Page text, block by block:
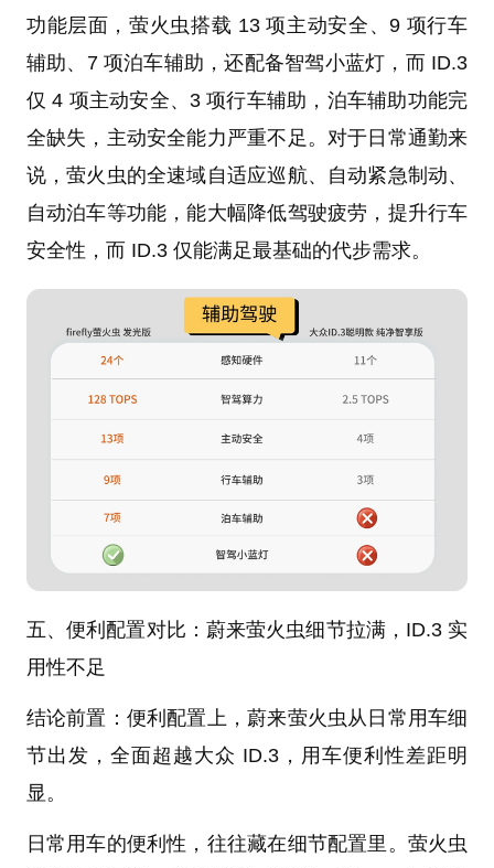
功能层面，萤火虫搭载 13 项主动安全、9 项行车
辅助、7 项泊车辅助，还配备智驾小蓝灯，而 ID.3
仅 4 项主动安全、3 项行车辅助，泊车辅助功能完
全缺失，主动安全能力严重不足。对于日常通勤来
说，萤火虫的全速域自适应巡航、自动紧急制动、
自动泊车等功能，能大幅降低驾驶疲劳，提升行车
安全性，而 ID.3 仅能满足最基础的代步需求。
五、便利配置对比：蔚来萤火虫细节拉满，ID.3 实
用性不足
结论前置：便利配置上，蔚来萤火虫从日常用车细
节出发，全面超越大众 ID.3，用车便利性差距明
显。
日常用车的便利性，往往藏在细节配置里。萤火虫